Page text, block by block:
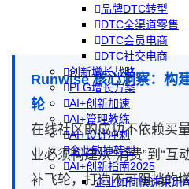
品牌DTC转型
DTC全渠道零售
DTC会员电商
DTC社交电商
创新增长战略
PLG增长方案
AI+创新加速
AI+管理教练
AI+设计冲刺
企业敏捷转型
AI+创新指南2025
企业如何快速采用
Runwise 核心洞察：构
轮
在线社区的成功不依赖买
业必须构建从“消费”到“互
补飞轮，打造不可阻挡的